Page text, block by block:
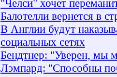
"Челси" хочет
Балотелли вернется в
В Англии будут
социальных сетях
Бендтнер: "Уверен, мы
Лэмпард: "Способны